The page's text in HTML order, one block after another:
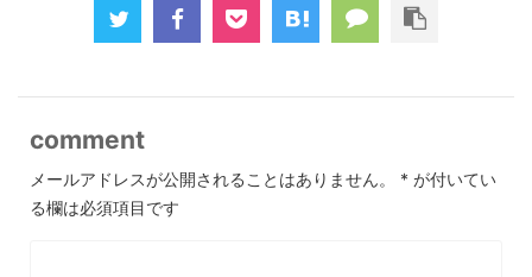
comment
メールアドレスが公開されることはありません。 * が付いてい
る欄は必須項目です